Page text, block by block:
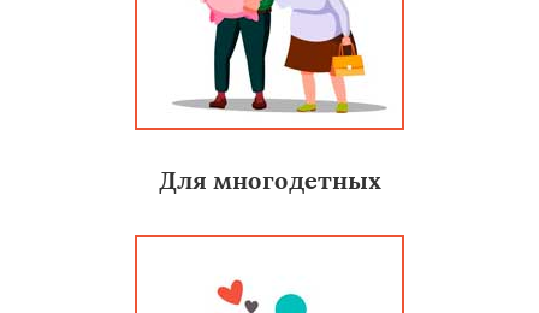
Для многодетных